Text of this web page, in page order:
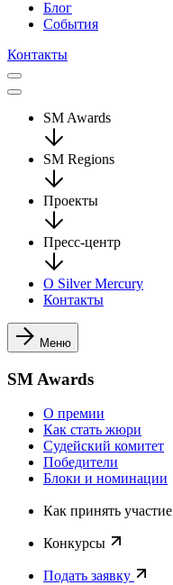
Блог
События
Контакты
SM Awards
SM Regions
Проекты
Пресс-центр
О Silver Mercury
Контакты
Меню
SM Awards
О премии
Как стать жюри
Судейский комитет
Победители
Блоки и номинации
Как принять участие
Конкурсы
Подать заявку